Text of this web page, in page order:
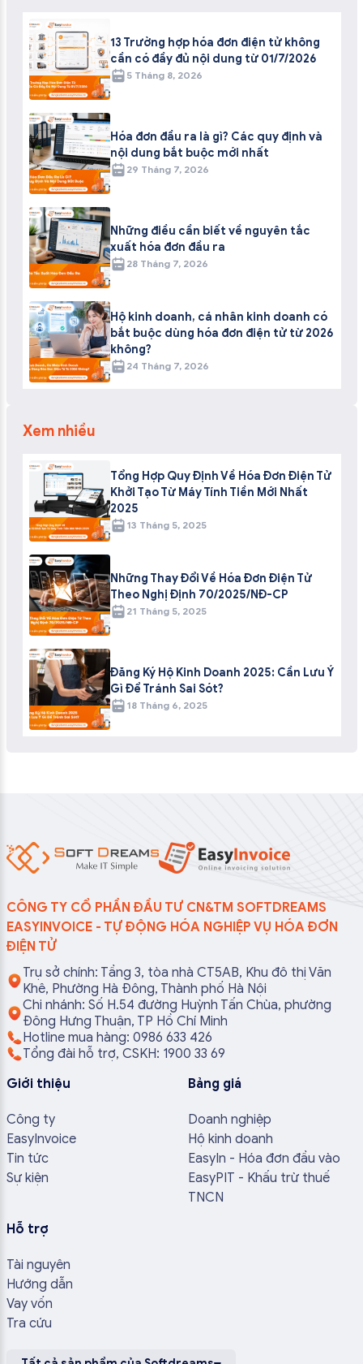
13 Trường hợp hóa đơn điện tử không
cần có đầy đủ nội dung từ 01/7/2026
5 Tháng 8, 2026
Hóa đơn đầu ra là gì? Các quy định và
nội dung bắt buộc mới nhất
29 Tháng 7, 2026
Những điều cần biết về nguyên tắc
xuất hóa đơn đầu ra
28 Tháng 7, 2026
Hộ kinh doanh, cá nhân kinh doanh có
bắt buộc dùng hóa đơn điện tử từ 2026
không?
24 Tháng 7, 2026
Xem nhiều
Tổng Hợp Quy Định Về Hóa Đơn Điện Tử
Khởi Tạo Từ Máy Tính Tiền Mới Nhất
2025
13 Tháng 5, 2025
Những Thay Đổi Về Hóa Đơn Điện Tử
Theo Nghị Định 70/2025/NĐ-CP
21 Tháng 5, 2025
Đăng Ký Hộ Kinh Doanh 2025: Cần Lưu Ý
Gì Để Tránh Sai Sót?
18 Tháng 6, 2025
CÔNG TY CỔ PHẦN ĐẦU TƯ CN&TM SOFTDREAMS
EASYINVOICE - TỰ ĐỘNG HÓA NGHIỆP VỤ HÓA ĐƠN
ĐIỆN TỬ
Trụ sở chính: Tầng 3, tòa nhà CT5AB, Khu đô thị Văn
Khê, Phường Hà Đông, Thành phố Hà Nội
Chi nhánh: Số H.54 đường Huỳnh Tấn Chùa, phường
Đông Hưng Thuận, TP Hồ Chí Minh
Hotline mua hàng: 0986 633 426
Tổng đài hỗ trợ, CSKH: 1900 33 69
Giới thiệu
Công ty
EasyInvoice
Tin tức
Sự kiện
Bảng giá
Doanh nghiệp
Hộ kinh doanh
EasyIn - Hóa đơn đầu vào
EasyPIT - Khấu trừ thuế
TNCN
Hỗ trợ
Tài nguyên
Hướng dẫn
Vay vốn
Tra cứu